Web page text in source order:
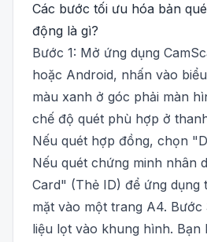
Các bước tối ưu hóa bản
động là gì?
Bước 1: Mở ứng dụng
hoặc Android, nhấn vào
màu xanh ở góc phải màn
chế độ quét phù hợp ở
Nếu quét hợp đồng, chọn
Nếu quét chứng minh nhân
Card" (Thẻ ID) để ứng dụng
mặt vào một trang A4. Bước
liệu lọt vào khung hình. Bạn